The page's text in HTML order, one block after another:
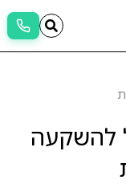
להשקעה